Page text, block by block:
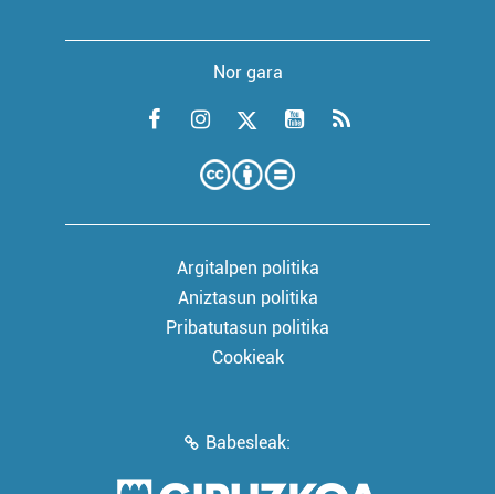
Nor gara
Argitalpen politika
Aniztasun politika
Pribatutasun politika
Cookieak
Babesleak: